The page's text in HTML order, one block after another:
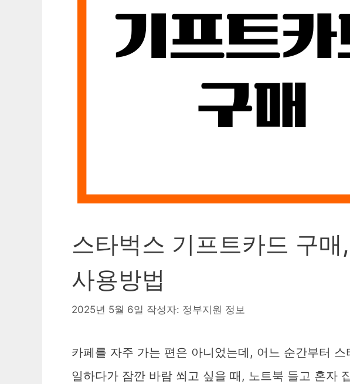
스타벅스 기프트카드 구
사용방법
2025년 5월 6일 작성자: 정부지원 정보
카페를 자주 가는 편은 아니었는데, 어느 순간부터
일하다가 잠깐 바람 쐬고 싶을 때, 노트북 들고 혼자